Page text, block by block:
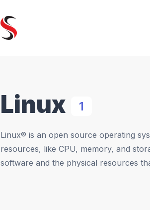
Linux 1
Linux® is an open source operating
resources, like CPU, memory, and
software and the physical resources